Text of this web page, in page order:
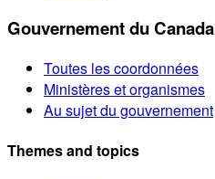
Gouvernement du Canada
Toutes les coordonnées
Ministères et organismes
Au sujet du gouvernement
Themes and topics